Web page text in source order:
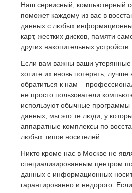
Наш сервисный, компьютерный
поможет каждому из вас в
данных с любых
карт, жестких дисков, памяти
других накопительных устройств.
Если вам важны ваши
хотите их вновь потерять, лучше
обратиться к нам –
не просто пользователи
используют обычные программы
данных, мы это те люди, у
аппаратные комплексы по
любых типов носителей.
Никто кроме нас в Москве не
специализированным центром
данных с информационных
гарантированно и недорого.